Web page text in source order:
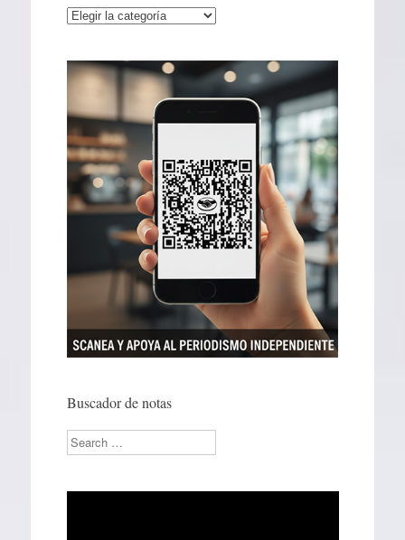
Categorías
Buscador de notas
Search